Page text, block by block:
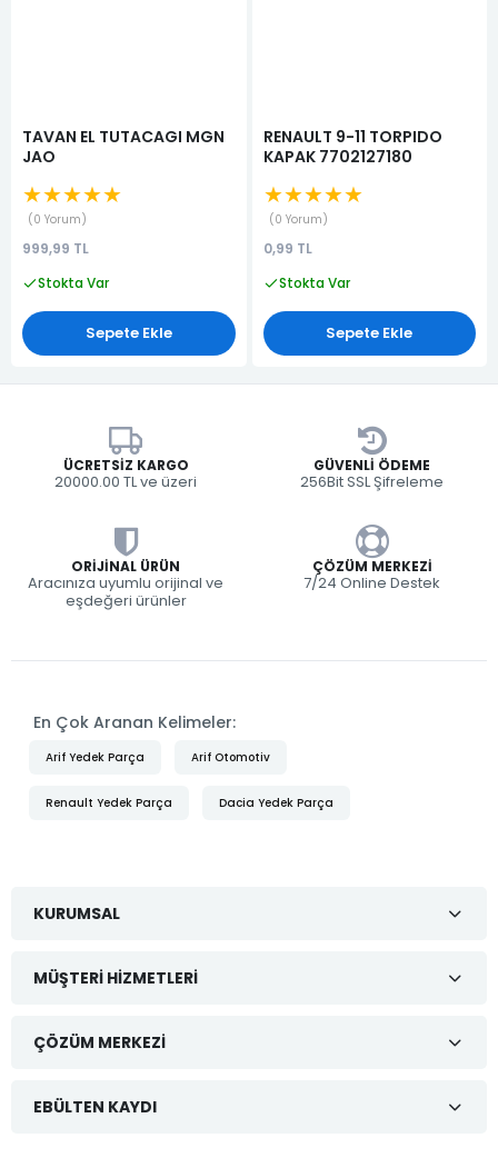
TAVAN EL TUTACAGI MGN
JAO
★★★★★
0 Yorum
999,99 TL
Stokta Var
Sepete Ekle
RENAULT 9-11 TORPIDO
KAPAK 7702127180
★★★★★
0 Yorum
0,99 TL
Stokta Var
Sepete Ekle
ÜCRETSIZ KARGO
20000.00 TL ve üzeri
GÜVENLI ÖDEME
256Bit SSL Şifreleme
ORIJINAL ÜRÜN
Aracınıza uyumlu orijinal ve
eşdeğeri ürünler
ÇÖZÜM MERKEZI
7/24 Online Destek
En Çok Aranan Kelimeler:
Arif Yedek Parça Arif Otomotiv
Renault Yedek Parça Dacia Yedek Parça
KURUMSAL
MÜŞTERI HIZMETLERI
ÇÖZÜM MERKEZI
EBÜLTEN KAYDI